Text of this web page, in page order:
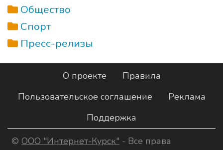
Общество
Спорт
Пресс-релизы
О проекте
Правила
Пользовательское соглашение
Реклама
Поддержка
© ООО "Интернет-Курск" - Все права